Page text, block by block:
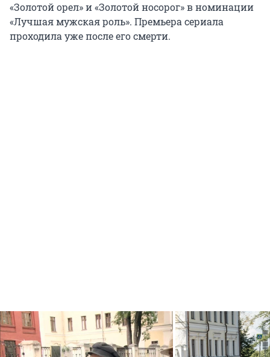
«Золотой орел» и «Золотой носорог» в номинации
«Лучшая мужская роль». Премьера сериала
проходила уже после его смерти.